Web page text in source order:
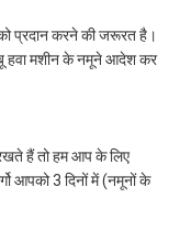
प्रदान करने की जरूरत है।
हवा मशीन के नमूने आदेश कर
हैं तो हम आप के लिए
आपको 3 दिनों में (नमूनों के